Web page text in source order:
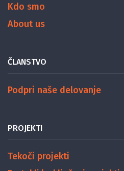
Kdo smo
About us
ČLANSTVO
Podpri naše delovanje
PROJEKTI
Tekoči projekti